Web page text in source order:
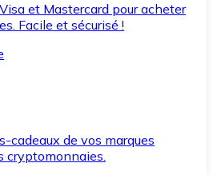
et Mastercard pour acheter
Facile et sécurisé !
cadeaux de vos marques
cryptomonnaies.